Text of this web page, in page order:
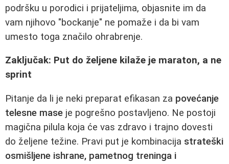
podršku u porodici i prijateljima, objasnite im da
vam njihovo "bockanje" ne pomaže i da bi vam
umesto toga značilo ohrabrenje.
Zaključak: Put do željene kilaže je maraton, a ne
sprint
Pitanje da li je neki preparat efikasan za povećanje
telesne mase je pogrešno postavljeno. Ne postoji
magična pilula koja će vas zdravo i trajno dovesti
do željene težine. Pravi put je kombinacija strateški
osmišljene ishrane, pametnog treninga i